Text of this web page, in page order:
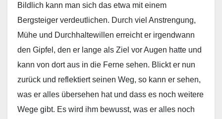
Bildlich kann man sich das etwa mit einem
Bergsteiger verdeutlichen. Durch viel Anstrengung,
Mühe und Durchhaltewillen erreicht er irgendwann
den Gipfel, den er lange als Ziel vor Augen hatte und
kann von dort aus in die Ferne sehen. Blickt er nun
zurück und reflektiert seinen Weg, so kann er sehen,
was er alles übersehen hat und dass es noch weitere
Wege gibt. Es wird ihm bewusst, was er alles noch